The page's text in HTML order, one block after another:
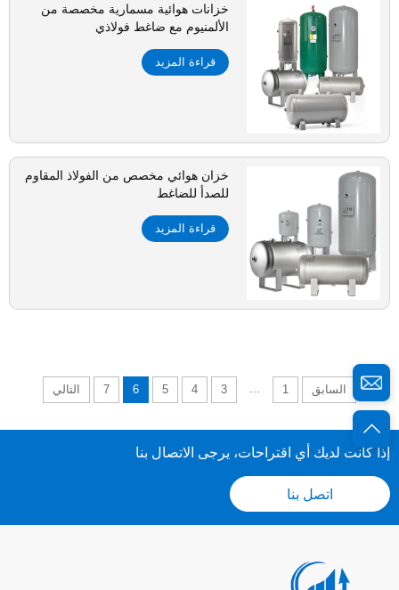
خزانات هوائية مسمارية مخصصة من
الألمنيوم مع ضاغط فولاذي
قراءة المزيد
خزان هوائي مخصص من الفولاذ المقاوم
للصدأ للضاغط
قراءة المزيد
السابق 1
...
3
4
5
6
7 التالي
إذا كانت لديك أي اقتراحات، يرجى الاتصال بنا
اتصل بنا